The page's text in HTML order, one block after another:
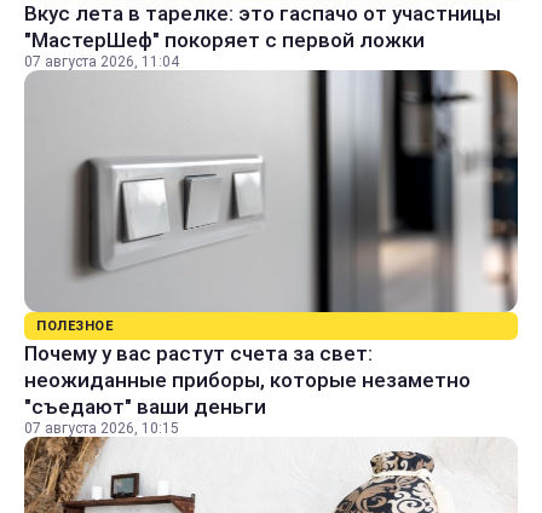
Вкус лета в тарелке: это гаспачо от участницы
"МастерШеф" покоряет с первой ложки
07 августа 2026, 11:04
ПОЛЕЗНОЕ
Почему у вас растут счета за свет:
неожиданные приборы, которые незаметно
"съедают" ваши деньги
07 августа 2026, 10:15